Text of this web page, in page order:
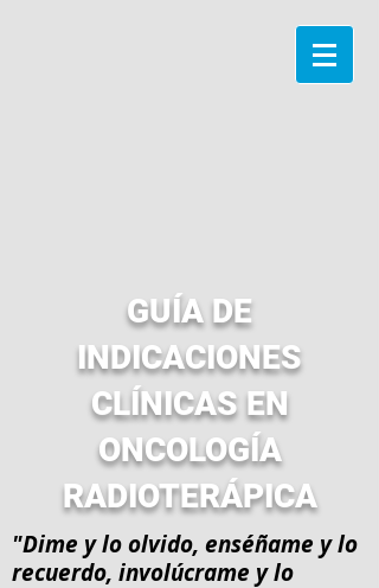
GUÍA DE
INDICACIONES
CLÍNICAS EN
ONCOLOGÍA
RADIOTERÁPICA
"Dime y lo olvido, enséñame y lo
recuerdo, involúcrame y lo